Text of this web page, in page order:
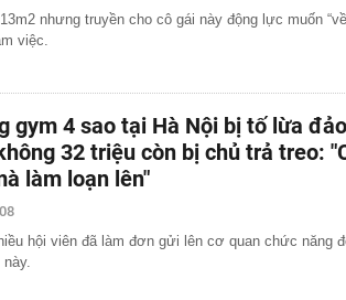
nhưng truyền cho cô gái này động lực muốn
việc.
gym 4 sao tại Hà Nội bị tố lừa
32 triệu còn bị chủ trả treo:
làm loạn lên"
hội viên đã làm đơn gửi lên cơ quan chức năng